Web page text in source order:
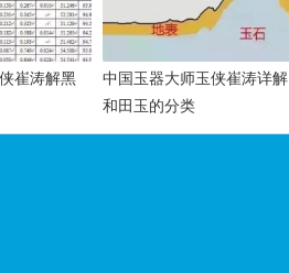
崔涛解黑
中国玉器大师玉侠崔涛详解
和田玉的分类